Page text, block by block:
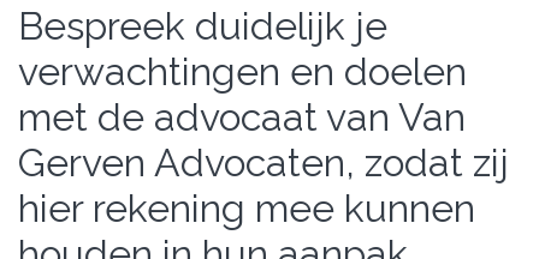
Bespreek duidelijk je
verwachtingen en doelen
met de advocaat van Van
Gerven Advocaten, zodat zij
hier rekening mee kunnen